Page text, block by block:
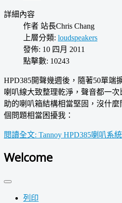
詳細內容
作者 站長Chris Chang
上層分類: loudspeakers
發佈: 10 四月 2011
點擊數: 10243
HPD385開聲幾週後，隨著50單端
喇叭線大致整理乾淨，聲音都一
助的喇叭箱結構相當堅固，沒什
個問題相當困擾我：
閱讀全文: Tannoy HPD385喇叭系
Welcome
列印